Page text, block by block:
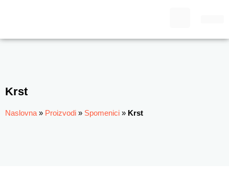
Krst
Naslovna » Proizvodi » Spomenici » Krst